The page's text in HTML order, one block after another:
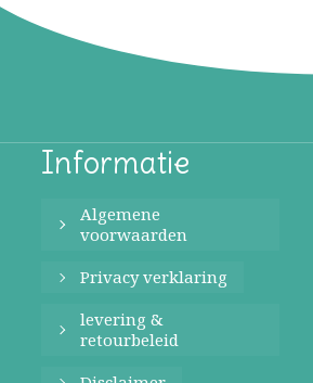
Informatie
Algemene
voorwaarden
Privacy verklaring
levering &
retourbeleid